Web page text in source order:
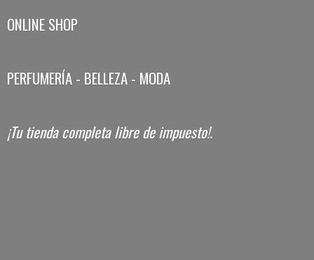
ONLINE SHOP
PERFUMERÍA - BELLEZA - MODA
¡Tu tienda completa librede impuesto!.